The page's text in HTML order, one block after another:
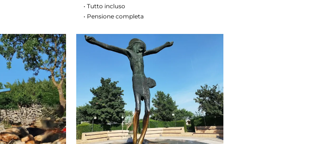
• Tutto incluso
• Pensione completa